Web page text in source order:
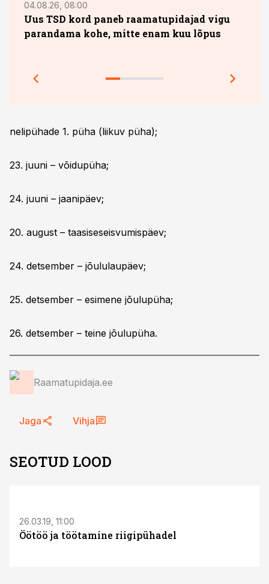
04.08.26, 08:00
Uus TSD kord paneb raamatupidajad vigu
parandama kohe, mitte enam kuu lõpus
nelipühade 1. püha (liikuv püha);
23. juuni – võidupüha;
24. juuni – jaanipäev;
20. august – taasiseseisvumispäev;
24. detsember – jõululaupäev;
25. detsember – esimene jõulupüha;
26. detsember – teine jõulupüha.
Raamatupidaja.ee
Jaga Vihja
SEOTUD LOOD
26.03.19, 11:00
Öötöö ja töötamine riigipühadel